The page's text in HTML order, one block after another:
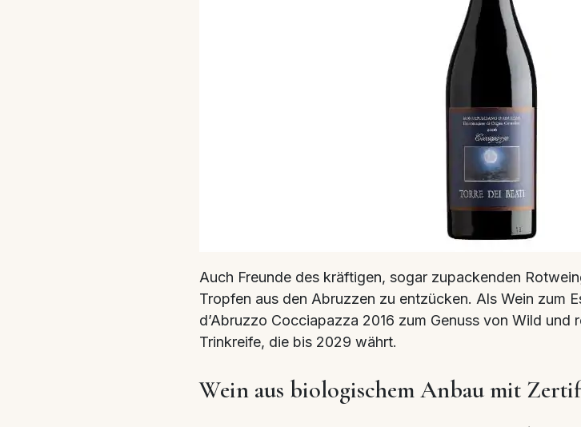
Auch Freunde des kräftigen, sogar zupackenden
Tropfen aus den Abruzzen zu entzücken. Als Wein zum
d’Abruzzo Cocciapazza 2016 zum Genuss von Wild und
Trinkreife, die bis 2029 währt.
Wein aus biologischem Anbau mit